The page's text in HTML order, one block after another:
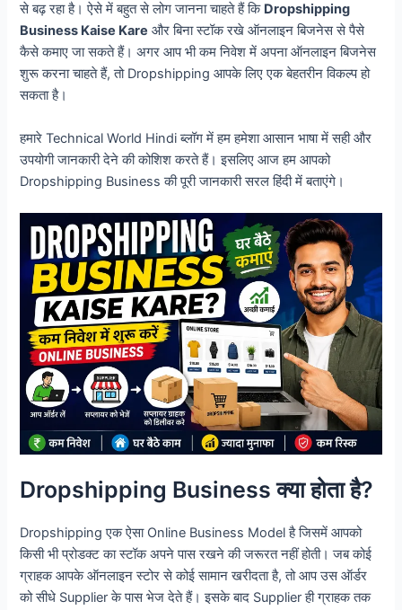
से बढ़ रहा है। ऐसे में बहुत से लोग जानना चाहते हैं कि Dropshipping
Business Kaise Kare और बिना स्टॉक रखे ऑनलाइन बिजनेस से पैसे
कैसे कमाए जा सकते हैं। अगर आप भी कम निवेश में अपना ऑनलाइन बिजनेस
शुरू करना चाहते हैं, तो Dropshipping आपके लिए एक बेहतरीन विकल्प हो
सकता है।
हमारे Technical World Hindi ब्लॉग में हम हमेशा आसान भाषा में सही और
उपयोगी जानकारी देने की कोशिश करते हैं। इसलिए आज हम आपको
Dropshipping Business की पूरी जानकारी सरल हिंदी में बताएंगे।
Dropshipping Business क्या होता है?
Dropshipping एक ऐसा Online Business Model है जिसमें आपको
किसी भी प्रोडक्ट का स्टॉक अपने पास रखने की जरूरत नहीं होती। जब कोई
ग्राहक आपके ऑनलाइन स्टोर से कोई सामान खरीदता है, तो आप उस ऑर्डर
को सीधे Supplier के पास भेज देते हैं। इसके बाद Supplier ही ग्राहक तक